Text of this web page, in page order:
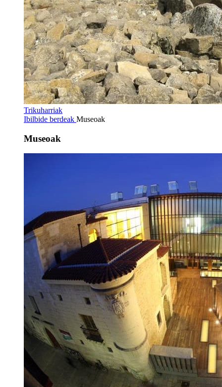
Trikuharriak
Ibilbide berdeak Museoak
Museoak